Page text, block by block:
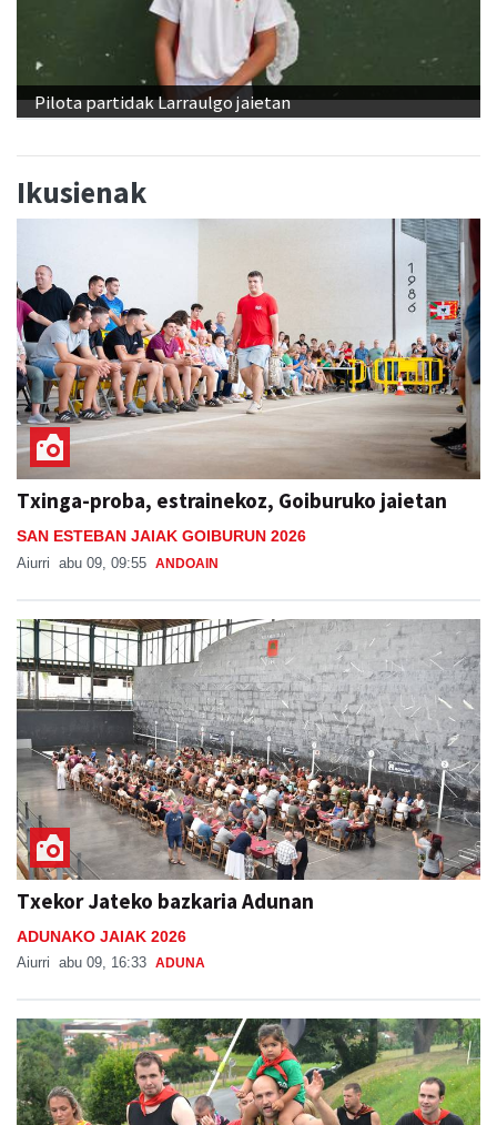
Pilota partidak Larraulgo jaietan
Ikusienak
Txinga-proba, estrainekoz, Goiburuko jaietan
SAN ESTEBAN JAIAK GOIBURUN 2026
Aiurri abu 09, 09:55 ANDOAIN
Txekor Jateko bazkaria Adunan
ADUNAKO JAIAK 2026
Aiurri abu 09, 16:33 ADUNA